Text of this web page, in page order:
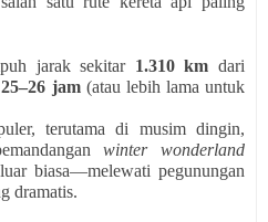
jarak sekitar 1.310 km dari
25–26 jam(atau lebih lama untuk
terutama di musim dingin,
winter wonderland
biasa—melewati pegunungan
dramatis.